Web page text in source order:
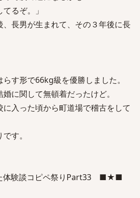
るぞ。」
、長男が生まれて、その３年後に長
す形で66kg級を優勝しました。
に関して無頓着だったけど。
入った頃から町道場で稽古をして
す。
験談コピペ祭りPart33 ■★■